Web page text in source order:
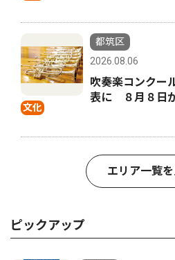
文化
都筑区
2026.08.06
吹奏楽コンクー
表に ８月８日
エリア一覧
ピックアップ